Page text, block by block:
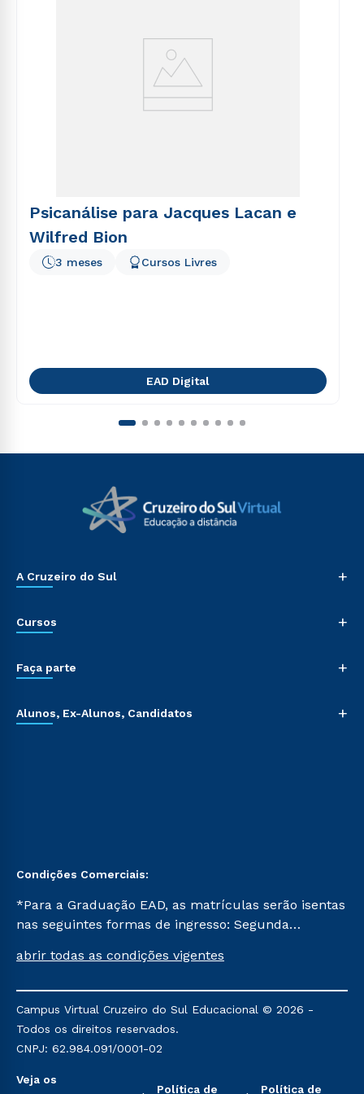
Psicanálise para Jacques Lacan e
Wilfred Bion
3 meses Cursos Livres
EAD Digital
A Cruzeiro do Sul +
Cursos +
Faça parte +
Alunos, Ex-Alunos, Candidatos +
Condições Comerciais:
*Para a Graduação EAD, as matrículas serão isentas
nas seguintes formas de ingresso: Segunda
Já para as demais, a taxa de matrícula será de R$
mencionadas são referentes aos cursos: Ensino
Religioso, Geografia para a Docência e Metodologia
do Ensino de História: Questões Atuais.
abrir todas as condições vigentes
Campus Virtual Cruzeiro do Sul Educacional © 2026 -
Todos os direitos reservados.
CNPJ: 62.984.091/0001-02
Veja os
Política de Política de